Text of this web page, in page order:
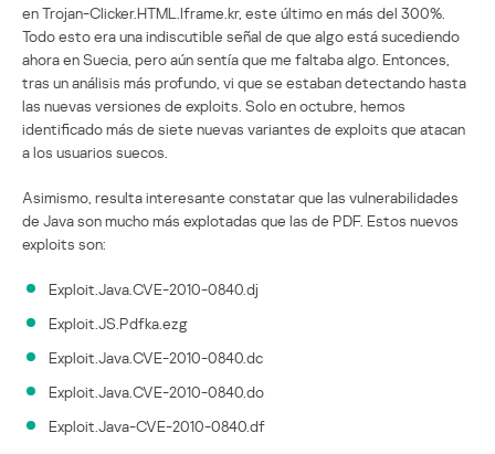
en Trojan-Clicker.HTML.Iframe.kr, este último en más del 300%.
Todo esto era una indiscutible señal de que algo está sucediendo
ahora en Suecia, pero aún sentía que me faltaba algo. Entonces,
tras un análisis más profundo, vi que se estaban detectando hasta
las nuevas versiones de exploits. Solo en octubre, hemos
identificado más de siete nuevas variantes de exploits que atacan
a los usuarios suecos.
Asimismo, resulta interesante constatar que las vulnerabilidades
de Java son mucho más explotadas que las de PDF. Estos nuevos
exploits son:
Exploit.Java.CVE-2010-0840.dj
Exploit.JS.Pdfka.ezg
Exploit.Java.CVE-2010-0840.dc
Exploit.Java.CVE-2010-0840.do
Exploit.Java-CVE-2010-0840.df